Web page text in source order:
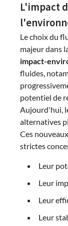
L'impact
Le choix du
majeur dans
impact-
fluides,
potentiel de
Aujourd'hui,
alternatives
Ces
strictes
Leur
Leur
Leur
Leur